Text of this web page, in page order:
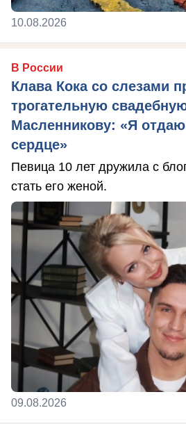
10.08.2026
В России
Клава Кока со слезами
трогательную
Масленникову: «Я отдаю
сердце»
Певица 10 лет дружила с
стать его женой.
09.08.2026